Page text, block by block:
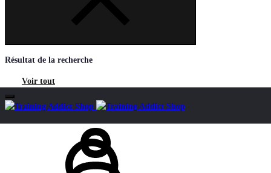
Résultat de la recherche
Voir tout